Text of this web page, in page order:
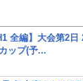
全編】大会第2日
ップ(予...